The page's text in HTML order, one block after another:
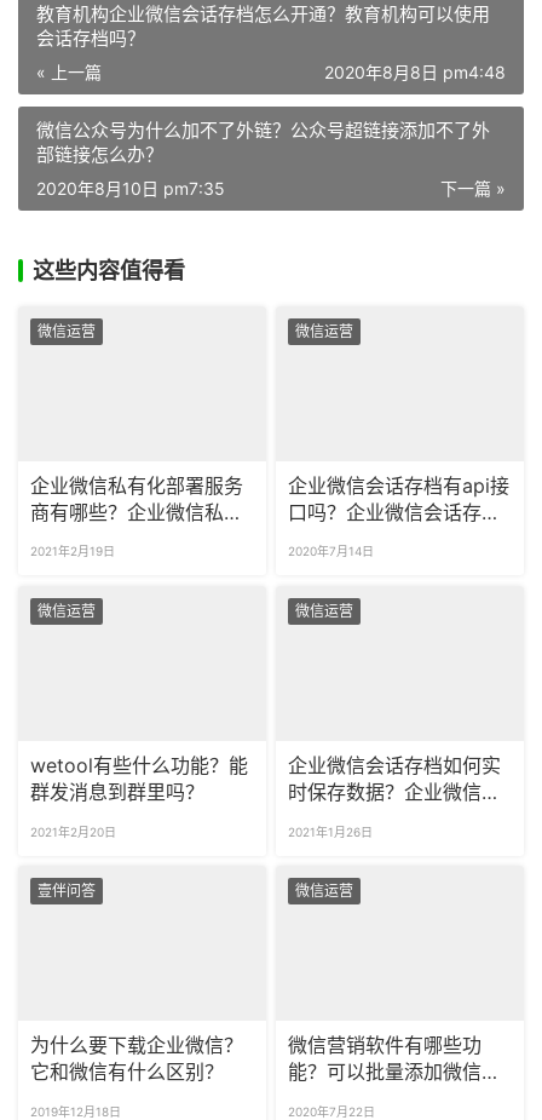
教育机构企业微信会话存档怎么开通？教育机构可以使用
会话存档吗？
« 上一篇 2020年8月8日 pm4:48
微信公众号为什么加不了外链？公众号超链接添加不了外
部链接怎么办？
下一篇 »
2020年8月10日 pm7:35
这些内容值得看
微信运营
企业微信私有化部署服务
商有哪些？企业微信私有
2021年2月19日
微信运营
企业微信会话存档有api接
口吗？企业微信会话存档
2020年7月14日
微信运营
wetool有些什么功能？能
群发消息到群里吗？
2021年2月20日
微信运营
企业微信会话存档如何实
时保存数据？企业微信聊
2021年1月26日
壹伴问答
为什么要下载企业微信？
它和微信有什么区别？
2019年12月18日
微信运营
微信营销软件有哪些功
能？可以批量添加微信好
2020年7月22日